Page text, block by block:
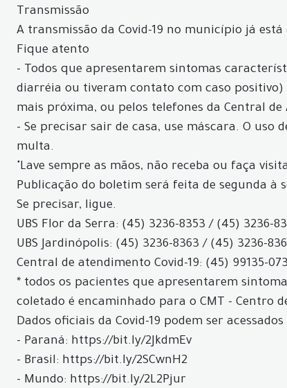
Transmissão
A transmissão da Covid-19 no município já
Fique atento
- Todos que apresentarem sintomas
diarréia ou tiveram contato com caso positivo)
mais próxima, ou pelos telefones da Central de
- Se precisar sair de casa, use máscara. O
multa.
"Lave sempre as mãos, não receba ou faça
Publicação do boletim será feita de segunda à
Se precisar, ligue.
UBS Flor da Serra: (45) 3236-8353 / (45) 3236-
UBS Jardinópolis: (45) 3236-8363 / (45) 3236-
Central de atendimento Covid-19: (45) 99135-
* todos os pacientes que apresentarem
coletado é encaminhado para o CMT - Centro
Dados oficiais da Covid-19 podem ser
- Paraná: https://bit.ly/2JkdmEv
- Brasil: https://bit.ly/2SCwnH2
- Mundo: https://bit.ly/2L2Pjur